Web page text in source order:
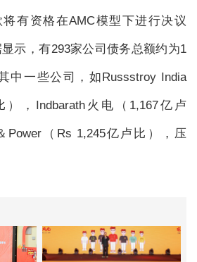
有资格在AMC模型下进行决议
示，有293家公司债务总额约为1
中一些公司，如Russstroy India
），Indbarath火电（1,167亿卢
Power（Rs 1,245亿卢比），压